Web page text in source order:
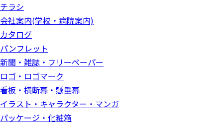
チラシ
会社案内(学校・病院案内)
カタログ
パンフレット
新聞・雑誌・フリーペーパー
ロゴ・ロゴマーク
看板・横断幕・懸垂幕
イラスト・キャラクター・マンガ
パッケージ・化粧箱